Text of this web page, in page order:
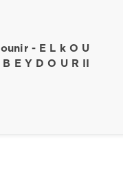
- E L k O U
E Y D O U R II